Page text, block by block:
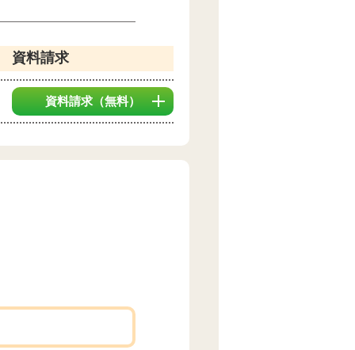
資料請求
資料請求 （無料）